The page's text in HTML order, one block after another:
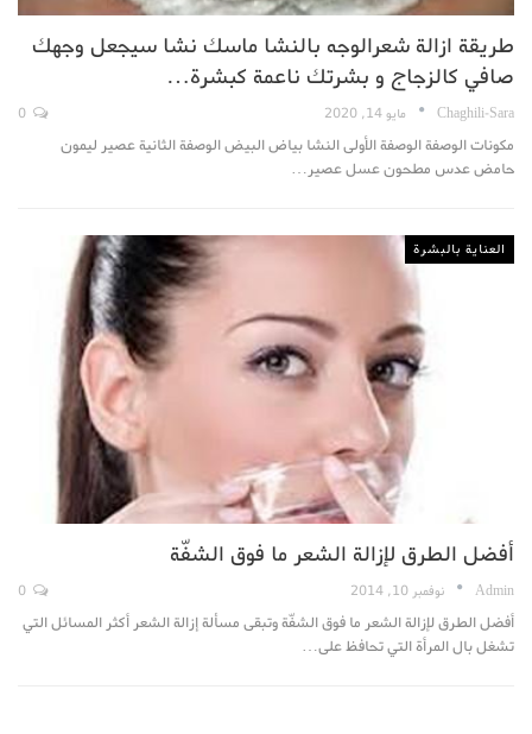
طريقة ازالة شعرالوجه بالنشا ماسك نشا سيجعل وجهك
صافي كالزجاج و بشرتك ناعمة كبشرة…
Chaghili-Sara مايو 14, 2020
مكونات الوصفة الوصفة الأولى النشا بياض البيض الوصفة الثانية عصير ليمون
حامض عدس مطحون عسل عصير…
العناية بالبشرة
أفضل الطرق لإزالة الشعر ما فوق الشفّة
Admin نوفمبر 10, 2014
أفضل الطرق لإزالة الشعر ما فوق الشفّة وتبقى مسألة إزالة الشعر أكثر المسائل التي
تشغل بال المرأة التي تحافظ على…